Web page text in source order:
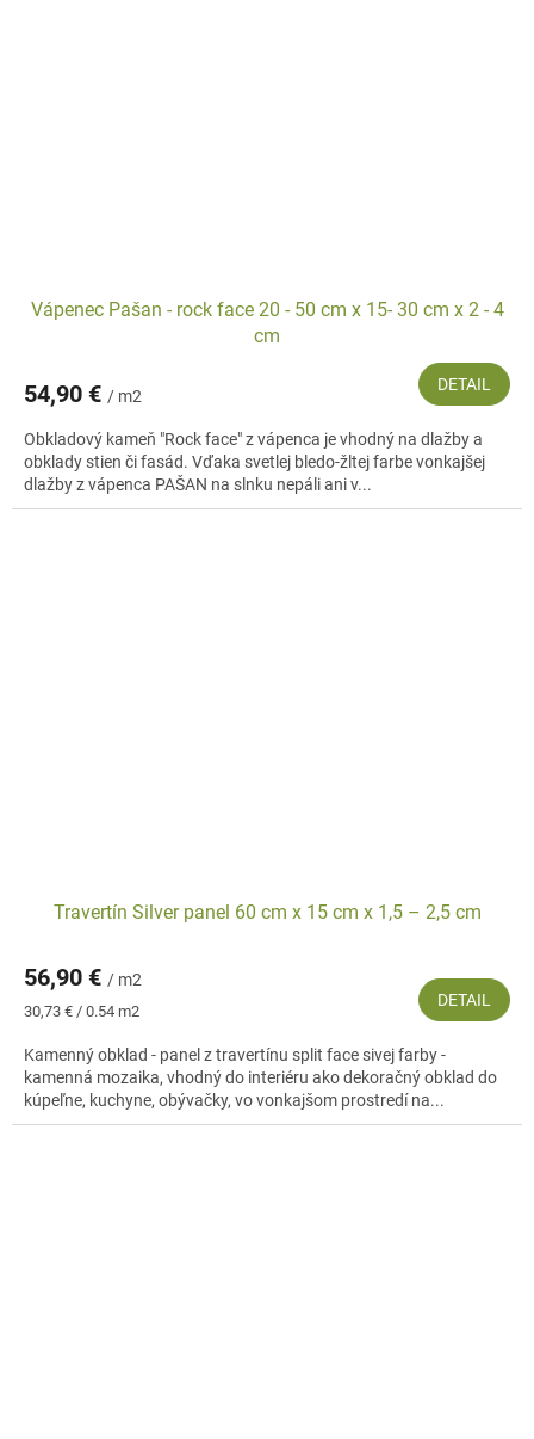
Vápenec Pašan - rock face 20 - 50 cm x 15- 30 cm x 2 - 4
cm
54,90 € / m2
DETAIL
Obkladový kameň "Rock face" z vápenca je vhodný na dlažby a
obklady stien či fasád. Vďaka svetlej bledo-žltej farbe vonkajšej
dlažby z vápenca PAŠAN na slnku nepáli ani v...
Travertín Silver panel 60 cm x 15 cm x 1,5 – 2,5 cm
56,90 € / m2
Jednotková
30,73 € / 0.54 m2
DETAIL
Kamenný obklad - panel z travertínu split face sivej farby -
kamenná mozaika, vhodný do interiéru ako dekoračný obklad do
kúpeľne, kuchyne, obývačky, vo vonkajšom prostredí na...